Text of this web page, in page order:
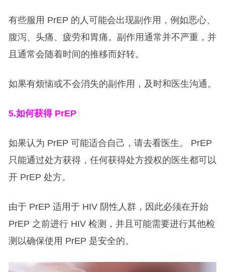
有些服用 PrEP 的人可能会出现副作用，例如恶心、
腹泻、头痛、疲劳和胃痛。副作用通常并不严重，并
且通常会随着时间的推移而好转。
如果有烦恼或不会消失的副作用，及时和医生沟通。
5.如何获得 PrEP
如果认为 PrEP 可能适合自己，请去看医生。 PrEP
只能通过处方获得，任何获得处方授权的医生都可以
开 PrEP 处方。
由于 PrEP 适用于 HIV 阴性人群，因此必须在开始
PrEP 之前进行 HIV 检测，并且可能需要进行其他检
测以确保使用 PrEP 是安全的。